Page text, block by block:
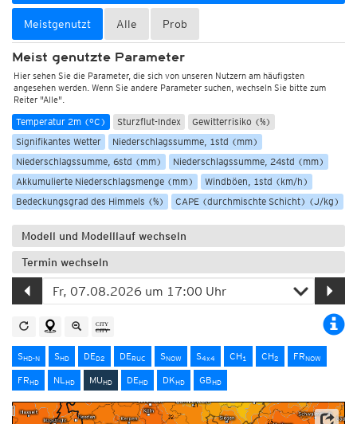
Meistgenutzt Alle Prob
Meist genutzte Parameter
Hier sehen Sie die Parameter, die sich von unseren Nutzern am häufigsten
angesehen werden. Wenn Sie andere Parameter suchen, wechseln Sie bitte zum
Reiter "Alle".
Temperatur 2m (°C) Sturzflut-Index
Gewitterrisiko (%)
Signifikantes Wetter
Niederschlagssumme, 1std (mm)
Niederschlagssumme, 6std (mm)
Niederschlagssumme, 24std (mm)
Akkumulierte Niederschlagsmenge (mm)
Windböen, 1std (km/h)
Bedeckungsgrad des Himmels (%)
CAPE (durchmischte Schicht) (J/kg)
Modell und Modelllauf wechseln
Termin wechseln
SHD-N SHD DED2 DERUC SNOW S4x4 CH1 CH2 FRNOW
FRHD NLHD MUHD DEHD DKHD GBHD